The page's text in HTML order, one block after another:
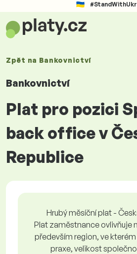
Zpět na Bankovnictví
Bankovnictví
Plat pro pozici
back office v
Republice
Hrubý měsíční plat -
Plat zaměstnance ovlivňuje
především region, ve
praxe, velikost